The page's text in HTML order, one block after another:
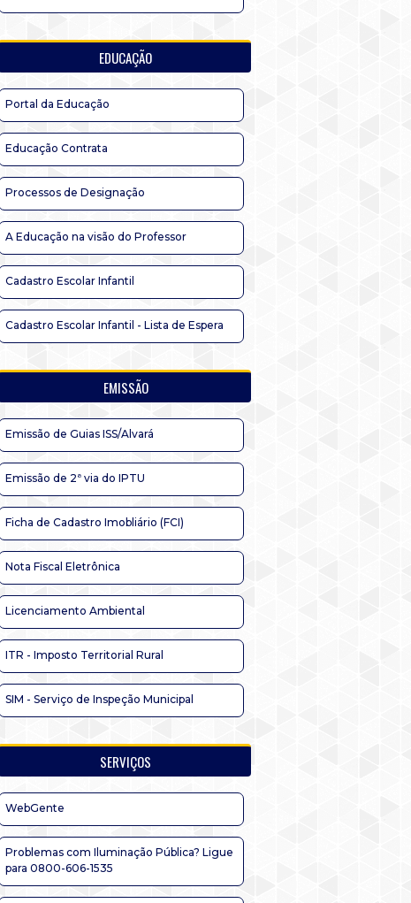
EDUCAÇÃO
Portal da Educação
Educação Contrata
Processos de Designação
A Educação na visão do Professor
Cadastro Escolar Infantil
Cadastro Escolar Infantil - Lista de Espera
EMISSÃO
Emissão de Guias ISS/Alvará
Emissão de 2ª via do IPTU
Ficha de Cadastro Imobliário (FCI)
Nota Fiscal Eletrônica
Licenciamento Ambiental
ITR - Imposto Territorial Rural
SIM - Serviço de Inspeção Municipal
SERVIÇOS
WebGente
Problemas com Iluminação Pública? Ligue
para 0800-606-1535